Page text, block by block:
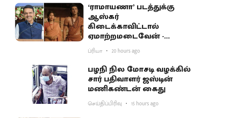
‘ராமாயணா’ படத்துக்கு
ஆஸ்கர்
கிடைக்காவிட்டால்
ஏமாற்றமடைவேன் -
மகாராஷ்டிர முதல்வர்
பகிர்வு
ப்ரியா 20 hours ago
பழநி நில மோசடி வழக்கில்
சார் பதிவாளர் ஜஸ்டின்
மணிகண்டன் கைது
செய்திப்பிரிவு 15 hours ago